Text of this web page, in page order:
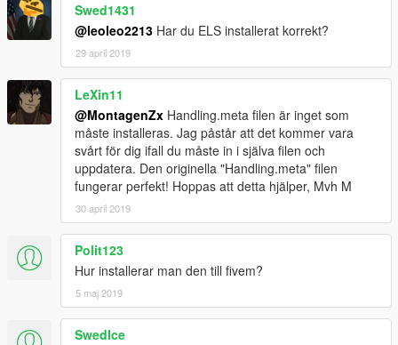
Swed1431
@leoleo2213 Har du ELS installerat korrekt?
29 april 2019
LeXin11
@MontagenZx Handling.meta filen är inget som
måste installeras. Jag påstår att det kommer vara
svårt för dig ifall du måste in i själva filen och
uppdatera. Den originella "Handling.meta" filen
fungerar perfekt! Hoppas att detta hjälper, Mvh M
30 april 2019
Polit123
Hur installerar man den till fivem?
5 maj 2019
SwedIce